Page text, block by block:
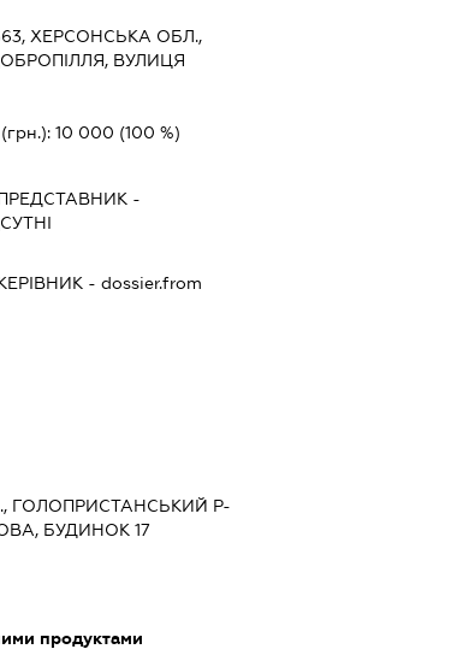
ХЕРСОНСЬКА ОБЛ.,
ВУЛИЦЯ
10 000 (100 %)
-
- dossier.from
ГОЛОПРИСТАНСЬКИЙ Р-
БУДИНОК 17
продуктами